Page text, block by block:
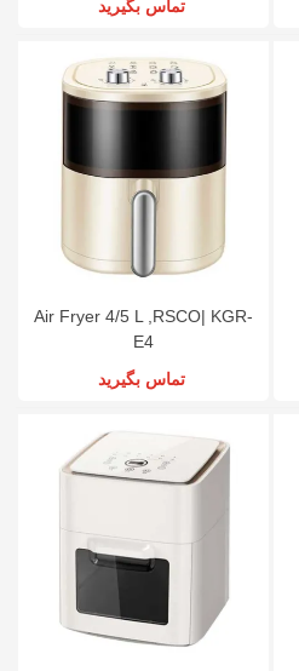
تماس بگیرید
Air Fryer 4/5 L ,RSCO| KGR-
E4
تماس بگیرید